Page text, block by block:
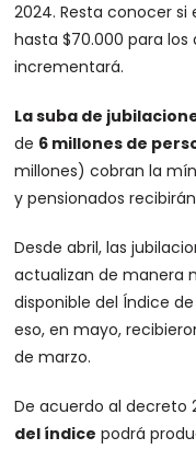
2024. Resta conocer
hasta $70.000 para
incrementará.
La suba de
de 6 millones de
millones) cobran la
y pensionados
Desde abril, las
actualizan de manera
disponible del Índice
eso, en mayo,
de marzo.
De acuerdo al decreto
del índice podrá